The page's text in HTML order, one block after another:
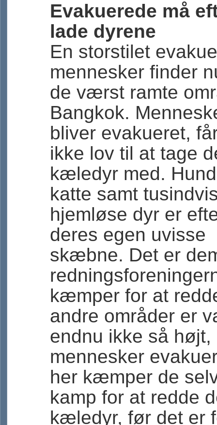
Evakuerede må
lade dyrene
En storstilet
mennesker finder
de værst ramte
Bangkok.
bliver evakueret,
ikke lov til at tage
kæledyr med.
katte samt
hjemløse dyr er
deres egen uvisse
skæbne. Det er
kæmper for at
andre områder er
endnu ikke så højt,
mennesker
her kæmper de
kamp for at redde
kæledyr, før det er